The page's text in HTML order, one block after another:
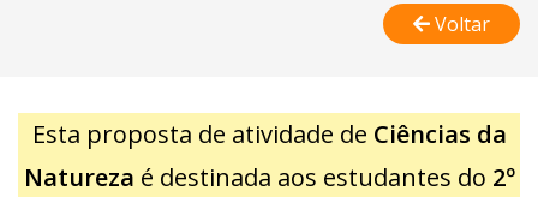
Voltar
Esta proposta de atividade de Ciências da
Natureza é destinada aos estudantes do 2º